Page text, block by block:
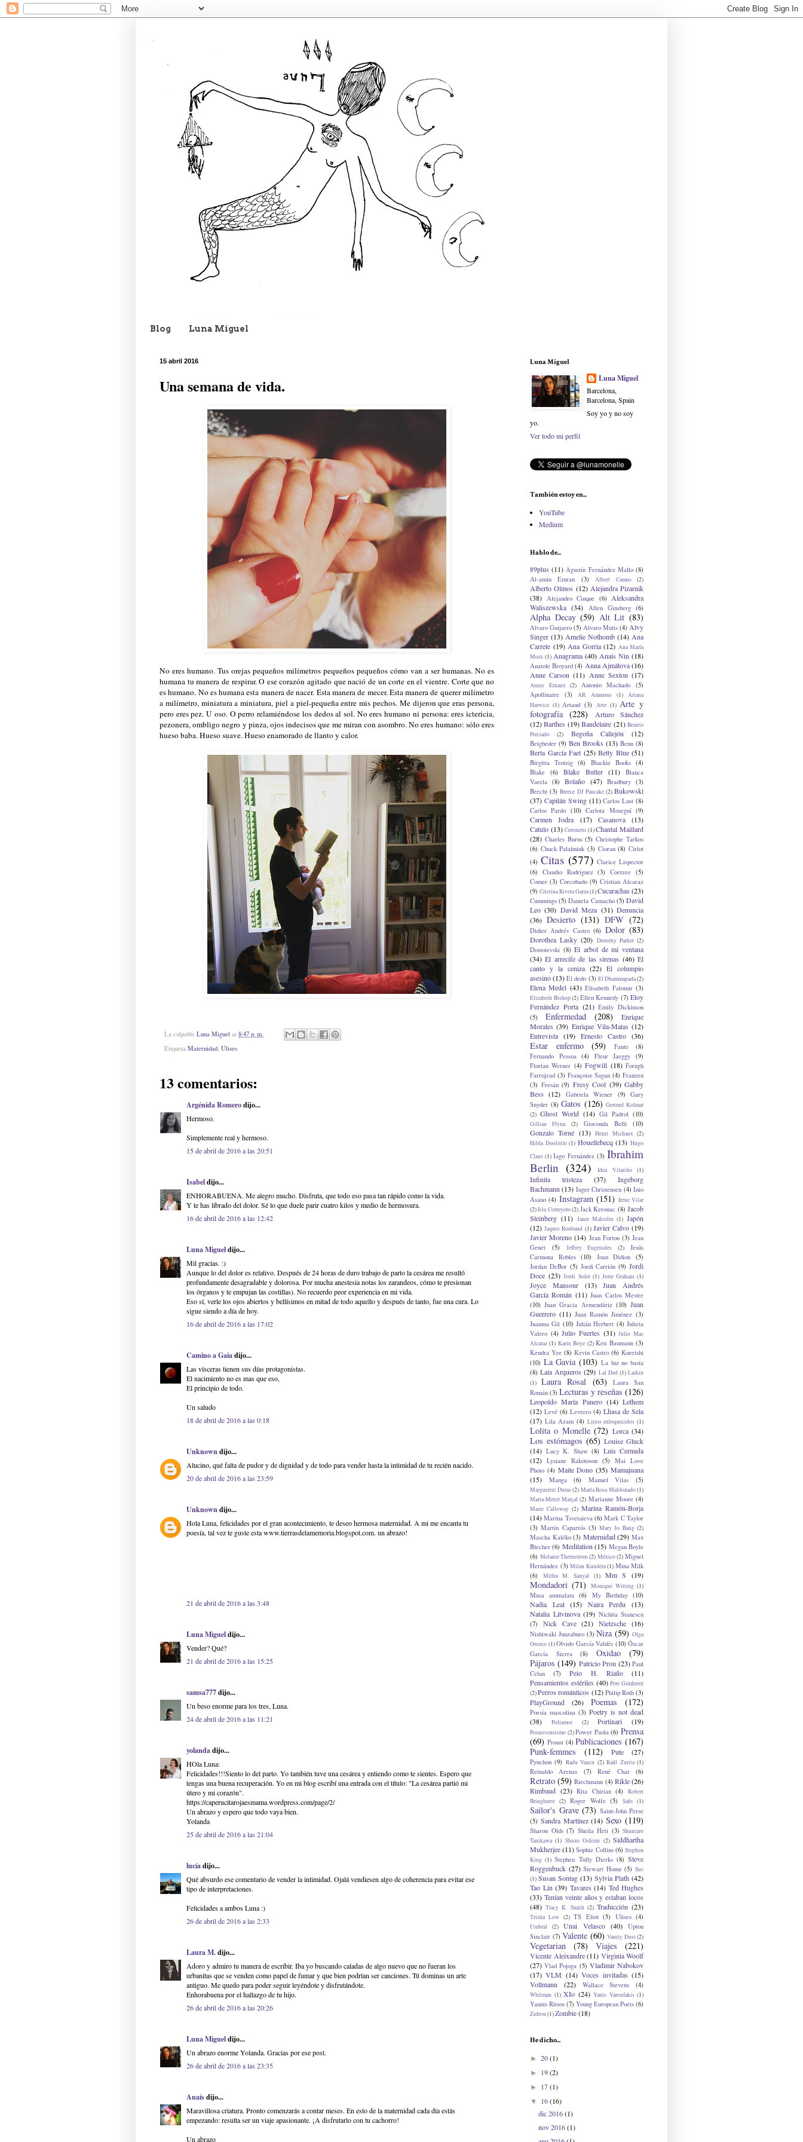
Blog Luna Miguel
15 abril 2016
Una semana de vida.
No eres humano. Tus orejas pequeños milímetros pequeños pequeños cómo van a ser humanas. No es
humana tu manera de respirar. O ese corazón agitado que nació de un corte en el vientre. Corte que no
es humano. No es humana esta manera de nacer. Esta manera de mecer. Esta manera de querer milímetro
a milímetro, miniatura a miniatura, piel a piel-pequeña entre mis pechos. Me dijeron que eras persona,
pero eres pez. U oso. O perro relamiéndose los dedos al sol. No eres humano ni persona: eres ictericia,
pezonera, ombligo negro y pinza, ojos indecisos que me miran con asombro. No eres humano: sólo eres
hueso baba. Hueso suave. Hueso enamorado de llanto y calor.
La culpable Luna Miguel at 8:47 p. m.
Etiqueta Maternidad, Ulises
13 comentarios:
Argénida Romerodijo...
Hermoso.
Simplemente real y hermoso.
15 de abril de 2016 a las 20:51
Isabeldijo...
ENHORABUENA. Me alegro mucho. Disfruta, que todo eso pasa tan rápido como la vida.
Y te has librado del dolor. Sé lo que duele parir cuatro kilos y medio de hermosura.
16 de abril de 2016 a las 12:42
Luna Migueldijo...
Mil gracias. :)
Aunque lo del dolor es relativo. Después de 24 horas de duro trabajo de parto la cesárea me resultó
profundamente desagradable y dolorosa. Por mucha anestesia notas los zarandeos, cómo te presionan
los órganos y te empujan las costillas). No recuerdo peor experiencia en mi vida.
Eso sí, verle los ojos abiertos y bellísimos en mitad de todo aquello y después de tanto, fue una cura. Lo
sigue siendo a día de hoy.
16 de abril de 2016 a las 17:02
Camino a Gaiadijo...
Las vísceras tienen sus días protagonistas.
El nacimiento no es mas que eso,
El principio de todo.
Un saludo
18 de abril de 2016 a las 0:18
Unknowndijo...
Alucino, qué falta de pudor y de dignidad y de todo para vender hasta la intimidad de tu recién nacido.
20 de abril de 2016 a las 23:59
Unknowndijo...
Hola Luna, felicidades por el gran acontecimiento, te deseo hermosa maternidad. A mi me encanta tu
poesía, tal vez te guste esta www.tierrasdelamemoria.blogspot.com. un abrazo!
21 de abril de 2016 a las 3:48
Luna Migueldijo...
Vender? Qué?
21 de abril de 2016 a las 15:25
samsa777dijo...
Un beso enorme para los tres, Luna.
24 de abril de 2016 a las 11:21
yolandadijo...
HOla Luna:
Felicidades!!!Siento lo del parto. Yo también tuve una cesárea y entiendo como te sientes. Espero que
tengas una buena recuperación. Yo en mi blog escribí una entrada con el título: "La cesárea partió mi
útero y mi corazón".
https://caperucitarojaesmama.wordpress.com/page/2/
Un abrazo y espero que todo vaya bien.
Yolanda
25 de abril de 2016 a las 21:04
lucíadijo...
Qué absurdo ese comentario de vender la intimidad. Ojalá vendiesen algo de coherencia para evitar ese
tipo de interpretaciones.
Felicidades a ambos Luna :)
26 de abril de 2016 a las 2:33
Laura M.dijo...
Adoro y admiro tu manera de escribir. Iba yo buscando caladas de algo nuevo que no fueran los
urbanitas que se venden como papel de fumar y que bien podrían ser canciones. Tú dominas un arte
antiguo. Me quedo para poder seguir leyéndote y disfrutándote.
Enhorabuena por el hallazgo de tu hijo.
26 de abril de 2016 a las 20:26
Luna Migueldijo...
Un abrazo enorme Yolanda. Gracias por ese post.
26 de abril de 2016 a las 23:35
Anaísdijo...
Maravillosa criatura. Pronto comenzarás a contar meses. En esto de la maternidad cada día estás
empezando: resulta ser un viaje apasionante. ¡A disfrutarlo con tu cachorro!
Un abrazo
Luna Miguel
Luna Miguel
Barcelona,
Barcelona, Spain
Soy yo y no soy
yo.
Ver todo mi perfil
También estoy en...
YouTube
Medium
Hablo de...
89plus (11) Agustín Fernández Mallo (8)
Al-amin Emran
(3) Albert Camus (2)
Alberto Olmos (12) Alejandra Pizarnik
(38)
Alejandro Cinque (6)
Aleksandra
Waliszewska (34) Allen Ginsberg (6)
Alpha Decay (59) Alt Lit (83)
Alvaro Guijarro (5) Alvaro Mutis (4) Alvy
Singer (13) Amelie Nothomb (14) Ana
Carrete (19) Ana Gorria (12) Ana María
Moix (1) Anagrama (40) Anais Nin (18)
Anatole Broyard (4) Anna Ajmátova (16)
Anne Carson (11) Anne Sexton (17)
Annie Ernaux (2) Antonio Machado
(5)
Apollinaire
(3) AR Ammons (1)
Ariana
Harwicz (1) Artaud (3) Arte (1) Arte y
fotografía (228)
Arturo Sánchez
(12) Barthes (19) Baudelaire (21) Beatriz
Preciado
(2) Begoña Callejón (12)
Beigbeder (9) Ben Brooks (13) Benn (8)
Berta García Faet (25) Betty Blue (51)
Birgitta Trotzig (6) Blackie Books (4)
Blake
(6) Blake Butler (11)
Blanca
Varela
(8) Bolaño (47) Bradbury (3)
Brecht (3) Breece DJ Pancake (2) Bukowski
(37) Capitán Swing (11) Carlos Lust (8)
Carlos Pardo (10) Carlota Moseguí (9)
Carmen Jodra (17) Casanova
(13)
Catulo (13) Ceronetti (1) Chantal Maillard
(28) Charles Burns (5) Christophe Tarkos
(6) Chuck Palahniuk (3) Cioran (8) Cirlot
(4) Citas (577) Clarice Lispector
(6)
Claudio Rodríguez (3) Coetzee (5)
Comer (3) Corcobado (9) Cristian Alcaraz
(9) Cristina Rivera Garza(1)Cucarachas (23)
Cummings (5) Daniela Camacho (5) David
Leo (30) David Meza (31) Denuncia
(36) Desierto (131) DFW (72)
Didier Andrés Castro (6) Dolor (83)
Dorothea Lasky (20) Dorothy Parker (2)
Dostoievski (8) El arbol de mi ventana
(34) El arrecife de las sirenas (46) El
canto y la ceniza (22) El columpio
asesino(13) El dedo (3) El Dhammapada(2)
Elena Medel (43) Elisabeth Falomir (3)
Elizabeth Bishop(2) Ellen Kennedy (7) Eloy
Fernández Porta (21) Emily Dickinson
(5)
Enfermedad (208)
Enrique
Morales (39) Enrique Vila-Matas (12)
Entrevista (19) Ernesto Castro (36)
Estar enfermo (59) Fante
(8)
Fernando Pessoa
(4) Fleur Jaeggy
(9)
Florian Werner (4) Fogwill (18) Forugh
Farrojzad (3) Françoise Sagan (4) Franzen
(3) Fresán (9) Fresy Cool (39) Gabby
Bess (12) Gabriela Wiener (9)
Gary
Snyder (8) Gatos (126) Gertrud Kolmar
(2) Ghost World (14) Gil Padrol (10)
Gillian Flynn (2) Gioconda Belli (10)
Gonzalo Torné (13) Henri Michaux (2)
Hilda Doolittle (1) Houellebecq (13) Hugo
Claus (1) Iago Fernández (3) Ibrahim
Berlin (324) Idea Vilariño (1)
Infinita tristeza (37)
Ingeborg
Bachmann (13) Inger Christensen (4) Inio
Asano (4) Instagram (151) Irene Vilar
(2)Isla Correyero(2) Jack Kerouac (8) Jacob
Steinberg (11) Janet Malcolm (1) Japón
(12) Jaques Roubaud (1) Javier Calvo (19)
Javier Moreno (14) Jean Forton (3) Jean
Genet
(5) Jeffrey Eugenides (2)
Jesús
Carmona Robles
(10) Joan Didion
(5)
Jordan DeBor (5) Jordi Carrión (9) Jordi
Doce (23) Jordi Soler (1) Jorie Graham (1)
Joyce Mansour (13)
Juan Andrés
García Román (11) Juan Carlos Mestre
(10) Juan Gracia Armendáriz (10) Juan
Guerrero (11) Juan Ramón Jiménez (3)
Juanma Gil (10) Julián Herbert (4) Julieta
Valero (4) Julio Fuertes (31) Julio Mas
Alcaraz (1) Karin Boye (2) Ken Baumann (3)
Kendra Yee (8) Kevin Castro (6) Kureishi
(10) La Gavia (103) La luz no basta
(8) Laia Arqueros (29) Lal Ded (1) Larkin
(1)
Laura Rosal (63)
Laura San
Román (3) Lecturas y reseñas (126)
Leopoldo María Panero (14) Lethem
(12) Levé (6) Levrero (4) Lhasa de Sela
(17) Lila Azam (4) Lirios enloquecidos (1)
Lolita o Monelle (72) Lorca (34)
Los estómagos (65) Louise Gluck
(14) Lucy K. Shaw (8) Luis Cernuda
(12) Lysiane Rakotoson (5)
Mai Love
Photo (4) Maite Dono (35) Mamajuana
(15)
Manga (6) Manuel Vilas (5)
Marguerite Duras(2) María Rosa Maldonado(1)
Maria-Mercè Marçal (2) Marianne Moore (4)
Marie Calloway (2) Marina Ramón-Borja
(14) Marina Tsvetaieva (6) Mark C Taylor
(3) Martín Caparrós (3) Mary Jo Bang (2)
Mascha Kaléko (3) Maternidad (29) Max
Blecher (6) Meditation (15) Megan Boyle
(6) Melanie Thernstrom (2) México (2) Miguel
Hernández (3) Milan Kundera(1) Mina Milk
(6)
Mithu M. Sanyal (1) Mm S (19)
Mondadori (71) Monique Witting (1)
Musa ammalata (6) My Birthday (10)
Nadia Leal (15) Naira Perdu
(13)
Natalia Litvinova (19) Nichita Stanescu
(7)
Nick Cave (21) Nietzsche (16)
Nishiwaki Junzaburo (3) Niza (59) Olga
Orozco (1)Olvido García Valdés (10) Óscar
García Sierra
(8) Oxidao
(79)
Pájaros (149) Patricio Pron (23) Paul
Celan
(7) Peio H. Riaño
(11)
Pensamientos estériles (40) Pere Gimferrer
(2)Perros románticos (12) Philip Roth (3)
PlayGround (26) Poemas (172)
Poesía masculina (3) Poetry is not dead
(38)
Poliamor (2) Portinari (19)
Posnoventismo (2) Power Paola (6) Prensa
(69) Proust (4) Publicaciones (167)
Punk-femmes
(112) Pute (27)
Pynchon (9) Radu Vancu (2) Raúl Zurita (1)
Reinaldo Arenas (7) René Char (6)
Retrato (59) Riechmann (4) Rikle (26)
Rimbaud (23) Rita Chirian (4)
Robert
Bringhurst (2) Roger Wolfe (5) Safo (1)
Sailor's Grave (73) Saint-John Perse
(5) Sandra Martínez (14) Sexo (119)
Sharon Olds (7) Sheila Heti (3) Shuntaro
Tanikawa (1) Shuzo Oshimi (2) Siddhartha
Mukherjee (11) Sophie Collins (6) Stephen
King (1) Stephen Tully Dierks (8) Steve
Roggenbuck (27) Stewart Home (5) Sus
(1) Susan Sontag (13) Sylvia Plath (42)
Tao Lin (39) Tavares (14) Ted Hughes
(33) Tenían veinte años y estaban locos
(48) Tracy K. Smith (2) Traducción (23)
Trisha Low (2) TS Eliot (5) Ulises (4)
Umbral (2) Unai Velasco (40)
Upton
Sinclair (7) Valente (60) Vanity Dust(2)
Vegetarian (78) Viajes (221)
Vicente Aleixandre (11) Virginia Woolf
(27) Vlad Pojoga (5) Vladimir Nabokov
(17) VLM (14) Voces invitadas (15)
Vollmann
(22) Wallace Stevens (4)
Whitman (1) XIo (24) Yanis Varoufakis (1)
Yannis Ritsos (7) Young European Poets (6)
Zidrou(1)Zombie(18)
He dicho...
► 20(1)
► 19(2)
► 17(1)
▼ 16(16)
dic 2016(1)
nov 2016(1)